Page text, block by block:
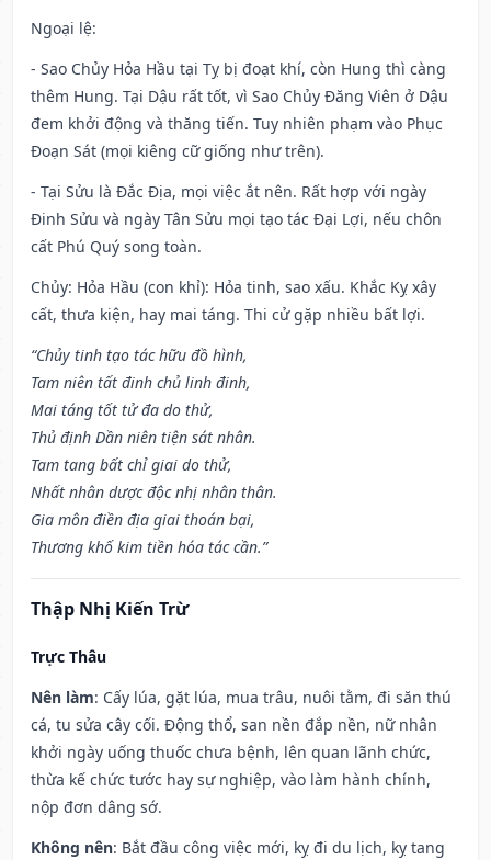
Ngoại lệ:
- Sao Chủy Hỏa Hầu tại Tỵ bị đoạt khí, còn Hung thì càng
thêm Hung. Tại Dậu rất tốt, vì Sao Chủy Đăng Viên ở Dậu
đem khởi động và thăng tiến. Tuy nhiên phạm vào Phục
Đoạn Sát (mọi kiêng cữ giống như trên).
- Tại Sửu là Đắc Địa, mọi việc ắt nên. Rất hợp với ngày
Đinh Sửu và ngày Tân Sửu mọi tạo tác Đại Lợi, nếu chôn
cất Phú Quý song toàn.
Chủy: Hỏa Hầu (con khỉ): Hỏa tinh, sao xấu. Khắc Kỵ xây
cất, thưa kiện, hay mai táng. Thi cử gặp nhiều bất lợi.
“Chủy tinh tạo tác hữu đồ hình,
Tam niên tất đinh chủ linh đinh,
Mai táng tốt tử đa do thử,
Thủ định Dần niên tiện sát nhân.
Tam tang bất chỉ giai do thử,
Nhất nhân dược độc nhị nhân thân.
Gia môn điền địa giai thoán bại,
Thương khố kim tiền hóa tác cần.”
Thập Nhị Kiến Trừ
Trực Thâu
Nên làm: Cấy lúa, gặt lúa, mua trâu, nuôi tằm, đi săn thú
cá, tu sửa cây cối. Động thổ, san nền đắp nền, nữ nhân
khởi ngày uống thuốc chưa bệnh, lên quan lãnh chức,
thừa kế chức tước hay sự nghiệp, vào làm hành chính,
nộp đơn dâng sớ.
Không nên: Bắt đầu công việc mới, kỵ đi du lịch, kỵ tang